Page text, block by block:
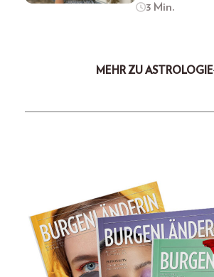
3 Min.
MEHR ZU ASTROLOGIE